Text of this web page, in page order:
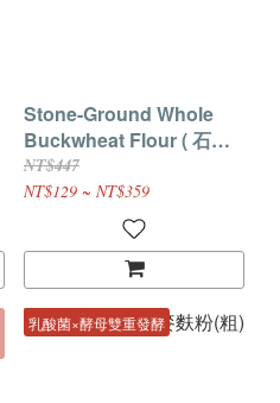
Stone-Ground Whole
Buckwheat Flour ( 石臼
挽き 甜蕎麦粉 )
NT$447
NT$129 ~ NT$359
乳酸菌×酵母雙重發酵